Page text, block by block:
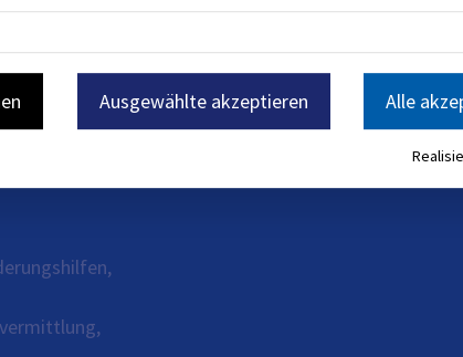
Ausgewählte akzeptieren Alle